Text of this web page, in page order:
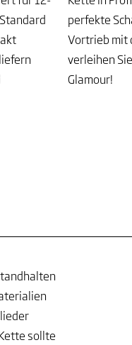
perfekte
Vortrieb mit
verleihen
Glamour!
sollte